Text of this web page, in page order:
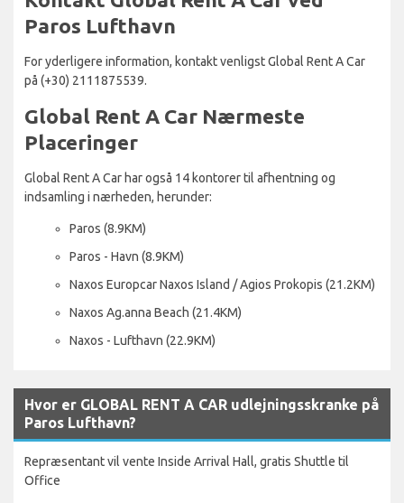
Paros Lufthavn
For yderligere information, kontakt venligst Global Rent A Car
på (+30) 2111875539.
Global Rent A Car Nærmeste
Placeringer
Global Rent A Car har også 14 kontorer til afhentning og
indsamling i nærheden, herunder:
Paros (8.9KM)
Paros - Havn (8.9KM)
Naxos Europcar Naxos Island / Agios Prokopis (21.2KM)
Naxos Ag.anna Beach (21.4KM)
Naxos - Lufthavn (22.9KM)
Hvor er GLOBAL RENT A CAR udlejningsskranke på
Paros Lufthavn?
Repræsentant vil vente Inside Arrival Hall, gratis Shuttle til
Office